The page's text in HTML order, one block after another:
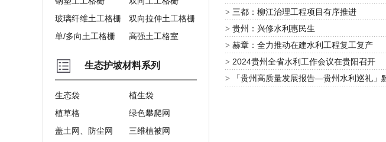
玻璃纤维土工格栅
双向拉伸土工格栅
单/多向土工格栅
高强土工格室
生态护坡材料系列
生态袋
植生袋
植草格
绿色攀爬网
盖土网、防尘网
三维植被网
> 三都：柳江治理工程项目有序推进
> 贵州：兴修水利惠民生
> 赫章：全力推动在建水利工程复工复产
> 2024贵州全省水利工作会议在贵阳召开
> 「贵州高质量发展报告—贵州水利巡礼」